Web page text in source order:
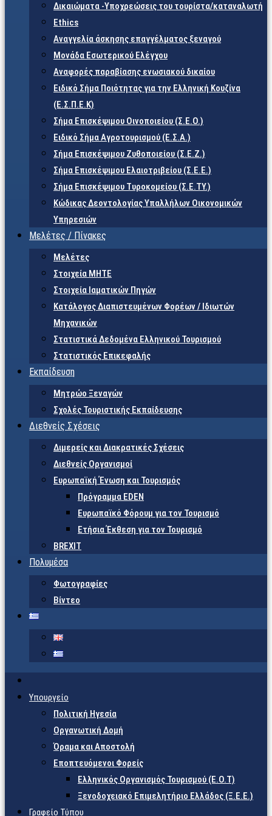
Δικαιώματα -Υποχρεώσεις του τουρίστα/καταναλωτή
Ethics
Αναγγελία άσκησης επαγγέλματος ξεναγού
Μονάδα Εσωτερικού Ελέγχου
Αναφορές παραβίασης ενωσιακού δικαίου
Ειδικό Σήμα Ποιότητας για την Ελληνική Κουζίνα
(Ε.Σ.Π.Ε.Κ)
Σήμα Επισκέψιμου Οινοποιείου (Σ.Ε.Ο.)
Ειδικό Σήμα Αγροτουρισμού (Ε.Σ.Α.)
Σήμα Επισκέψιμου Ζυθοποιείου (Σ.Ε.Ζ.)
Σήμα Επισκέψιμου Ελαιοτριβείου (Σ.Ε.Ε.)
Σήμα Επισκέψιμου Τυροκομείου (Σ.Ε.TY.)
Κώδικας Δεοντολογίας Υπαλλήλων Οικονομικών
Υπηρεσιών
Μελέτες / Πίνακες
Μελέτες
Στοιχεία ΜΗΤΕ
Στοιχεία Ιαματικών Πηγών
Κατάλογος Διαπιστευμένων Φορέων / Ιδιωτών
Μηχανικών
Στατιστικά Δεδομένα Ελληνικού Τουρισμού
Στατιστικός Επικεφαλής
Εκπαίδευση
Μητρώο Ξεναγών
Σχολές Τουριστικής Εκπαίδευσης
Διεθνείς Σχέσεις
Διμερείς και Διακρατικές Σχέσεις
Διεθνείς Οργανισμοί
Ευρωπαϊκή Ένωση και Τουρισμός
Πρόγραμμα EDEN
Ευρωπαϊκό Φόρουμ για τον Τουρισμό
Ετήσια Έκθεση για τον Τουρισμό
BREXIT
Πολυμέσα
Φωτογραφίες
Βίντεο
Υπουργείο
Πολιτική Ηγεσία
Οργανωτική Δομή
Όραμα και Αποστολή
Εποπτευόμενοι Φορείς
Eλληνικός Οργανισμός Τουρισμού (Ε.Ο.Τ)
Ξενοδοχειακό Επιμελητήριο Ελλάδος (Ξ.Ε.Ε.)
Γραφείο Τύπου